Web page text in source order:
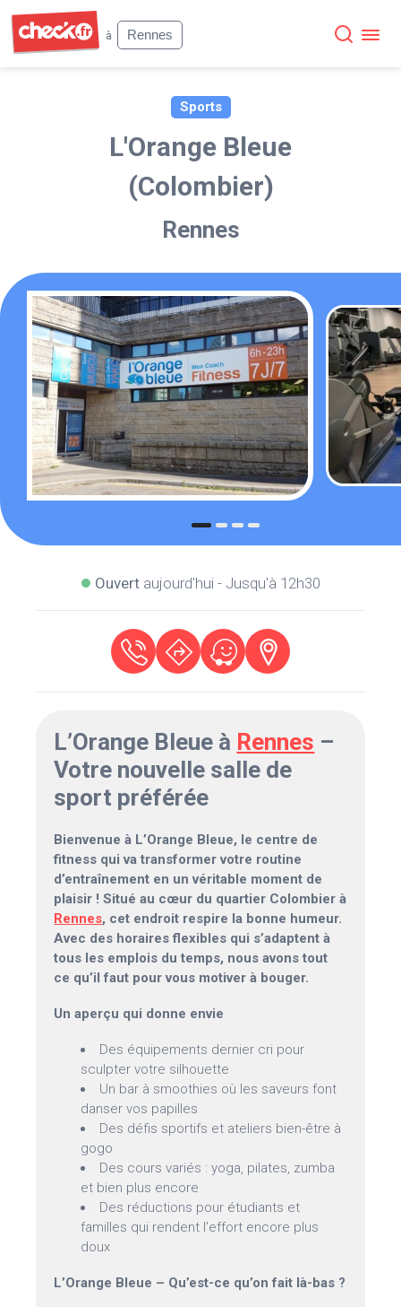
à
Rennes
Sports
L'Orange Bleue
(Colombier)
Rennes
Ouvertaujourd'hui - Jusqu'à 12h30
L’Orange Bleue à Rennes –
Votre nouvelle salle de
sport préférée
Bienvenue à L’Orange Bleue, le centre de
fitness qui va transformer votre routine
d’entraînement en un véritable moment de
plaisir ! Situé au cœur du quartier Colombier à
Rennes, cet endroit respire la bonne humeur.
Avec des horaires flexibles qui s’adaptent à
tous les emplois du temps, nous avons tout
ce qu’il faut pour vous motiver à bouger.
Un aperçu qui donne envie
Des équipements dernier cri pour
sculpter votre silhouette
Un bar à smoothies où les saveurs font
danser vos papilles
Des défis sportifs et ateliers bien-être à
gogo
Des cours variés : yoga, pilates, zumba
et bien plus encore
Des réductions pour étudiants et
familles qui rendent l’effort encore plus
doux
L’Orange Bleue – Qu’est-ce qu’on fait là-bas ?